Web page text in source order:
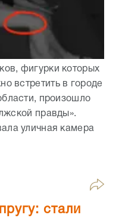
фигурки которых
встретить в городе
произошло
правды».
уличная камера
стали